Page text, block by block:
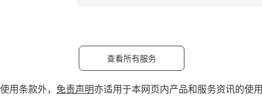
查看所有服务
用条款外， 免责声明亦适用于本网页内产品和服务资讯的使用